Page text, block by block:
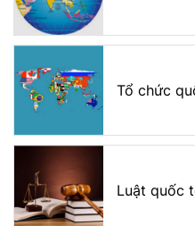
Tổ chức
Luật quốc